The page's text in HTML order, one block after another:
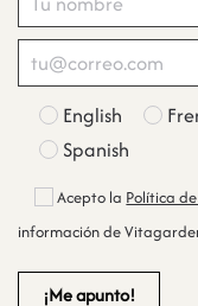
English
Spanish
Acepto la Política
información de